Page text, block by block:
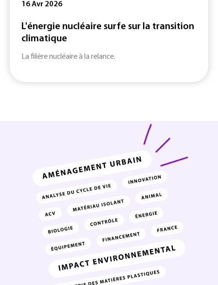
16 Avr 2026
L'énergie nucléaire surfe sur la transition
climatique
La filière nucléaire à la relance.